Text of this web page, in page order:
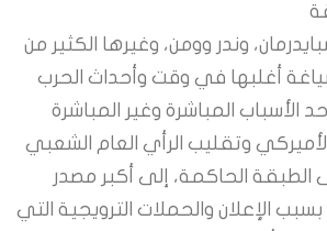
وندر وومن، وغيرها الكثير من
أغلبها في وقت وأحداث الحرب
الأسباب المباشرة وغير المباشرة
وتقليب الرأي العام الشعبي
الحاكمة، إلى أكبر مصدر
الإعلان والحملات الترويجية التي